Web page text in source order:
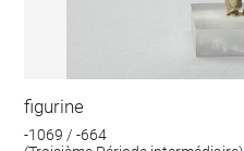
figurine
-1069 / -664